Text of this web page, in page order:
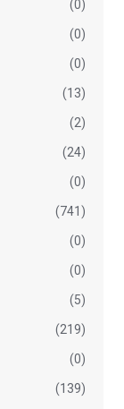
(0)
(0)
(0)
(13)
(2)
(24)
(0)
(741)
(0)
(0)
(5)
(219)
(0)
(139)